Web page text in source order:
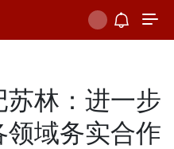
林：进一步
域务实合作